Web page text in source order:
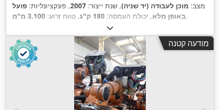
מצב: מוכן לעבודה (יד שניה), שנת ייצור: 2007, פונקציונליות: פועל
באופן מלא, יכולת העמסה: 180 ק"ג , טווח זרוע: 3,100 מ"מ ,
מודעה קטנה